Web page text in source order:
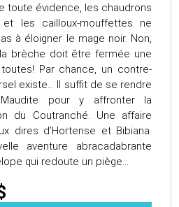
toute évidence, les chaudrons
et les cailloux-mouffettes ne
à éloigner le mage noir. Non,
brèche doit être fermée une
Par chance, un contre-
existe… Il suffit de se rendre
pour y affronter la
du Coutranché. Une affaire
dires d’Hortense et Bibiana.
aventure abracadabrante
qui redoute un piège…